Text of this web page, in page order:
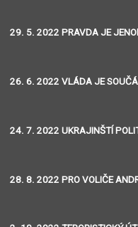
29. 5. 2022 PRAVDA JE
26. 6. 2022 VLÁDA JE
24. 7. 2022 UKRAJINŠTÍ
28. 8. 2022 PRO VOLIČE